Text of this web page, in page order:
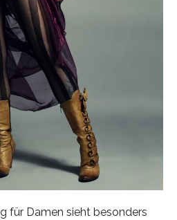
für Damen sieht besonders